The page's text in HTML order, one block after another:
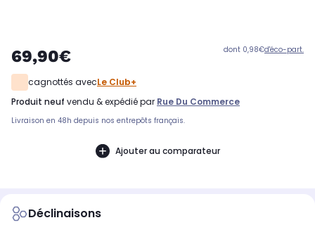
69,90€ dont 0,98€d'éco-part.
cagnottés avecLe Club+
produit neuf vendu & expédié par Rue Du Commerce
Livraison en 48h depuis nos entrepôts français.
Ajouter au comparateur
Déclinaisons